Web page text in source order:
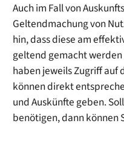
Auch im Fall von
Geltendmachung von
hin, dass diese am
geltend gemacht
haben jeweils Zugriff auf
können direkt
und Auskünfte geben.
benötigen, dann können